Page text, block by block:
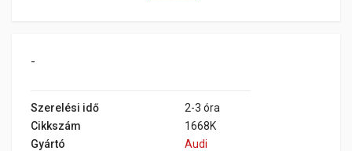
-
Szerelési idő
2-3 óra
Cikkszám
1668K
Gyártó
Audi